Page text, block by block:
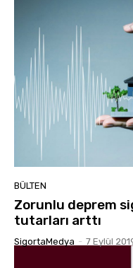
BÜLTEN
Zorunlu deprem
tutarları arttı
SigortaMedya - 7 Eylül